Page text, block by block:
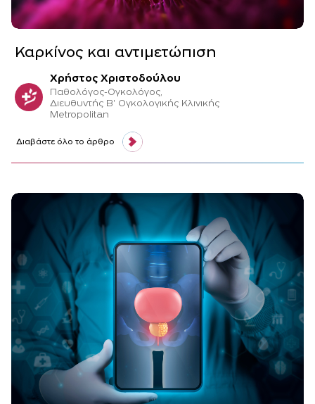
Καρκίνος και αντιμετώπιση
Χρήστος Χριστοδούλου
Παθολόγος-Ογκολόγος,
Διευθυντής Β' Ογκολογικής Κλινικής
Metropolitan
Διαβάστε όλο το άρθρο